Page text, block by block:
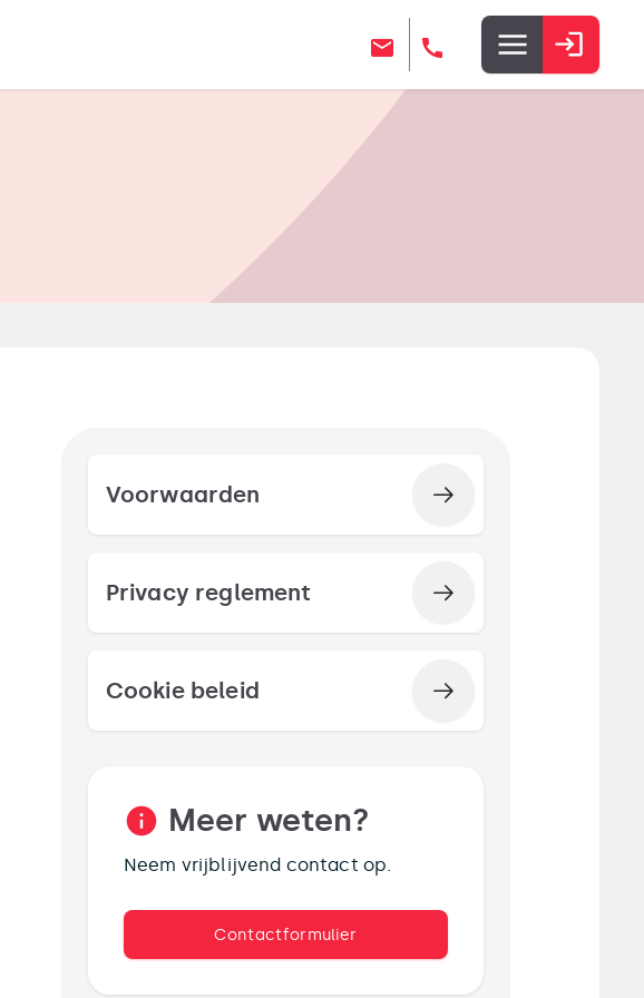
Voorwaarden
Privacy reglement
Cookie beleid
Meer weten?
Neem vrijblijvend contact op.
Contactformulier